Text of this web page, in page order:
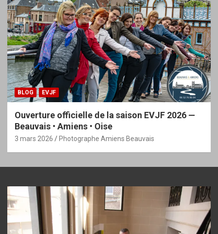
BLOG EVJF
Ouverture officielle de la saison EVJF 2026 —
Beauvais • Amiens • Oise
3 mars 2026 Photographe Amiens Beauvais